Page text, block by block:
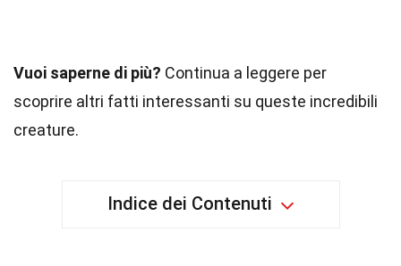
Vuoi saperne di più? Continua a leggere per
scoprire altri fatti interessanti su queste incredibili
creature.
Indice dei Contenuti